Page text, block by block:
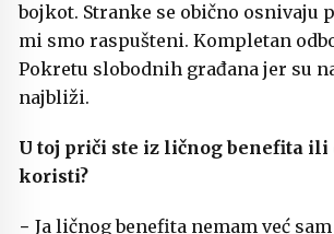
bojkot. Stranke se obično osnivaju
mi smo raspušteni. Kompletan
Pokretu slobodnih građana jer su
najbliži.
U toj priči ste iz ličnog benefita ili
koristi?
− Ja ličnog benefita nemam već